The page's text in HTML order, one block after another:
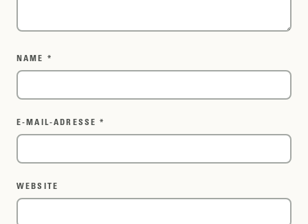
NAME *
E-MAIL-ADRESSE*
WEBSITE